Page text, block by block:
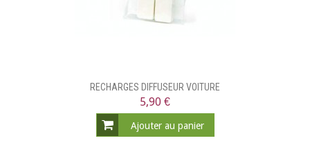
RECHARGES DIFFUSEUR VOITURE
5,90 €
Ajouter au panier